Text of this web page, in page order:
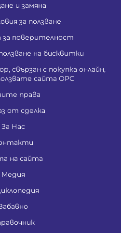
и замяна
за ползване
поверителност
на бисквитки
свързан с покупка онлайн,
сайта ОРС
права
от сделка
За Нас
на сайта
Медия